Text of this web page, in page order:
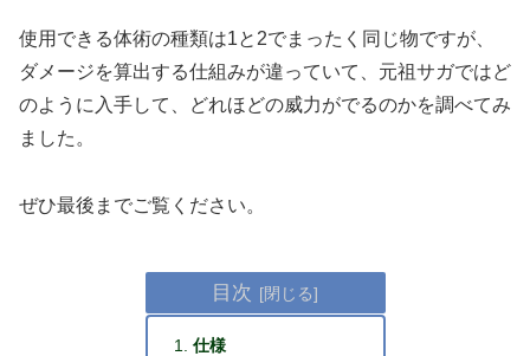
使用できる体術の種類は1と2でまったく同じ物ですが、
ダメージを算出する仕組みが違っていて、元祖サガではど
のように入手して、どれほどの威力がでるのかを調べてみ
ました。
ぜひ最後までご覧ください。
目次
仕様